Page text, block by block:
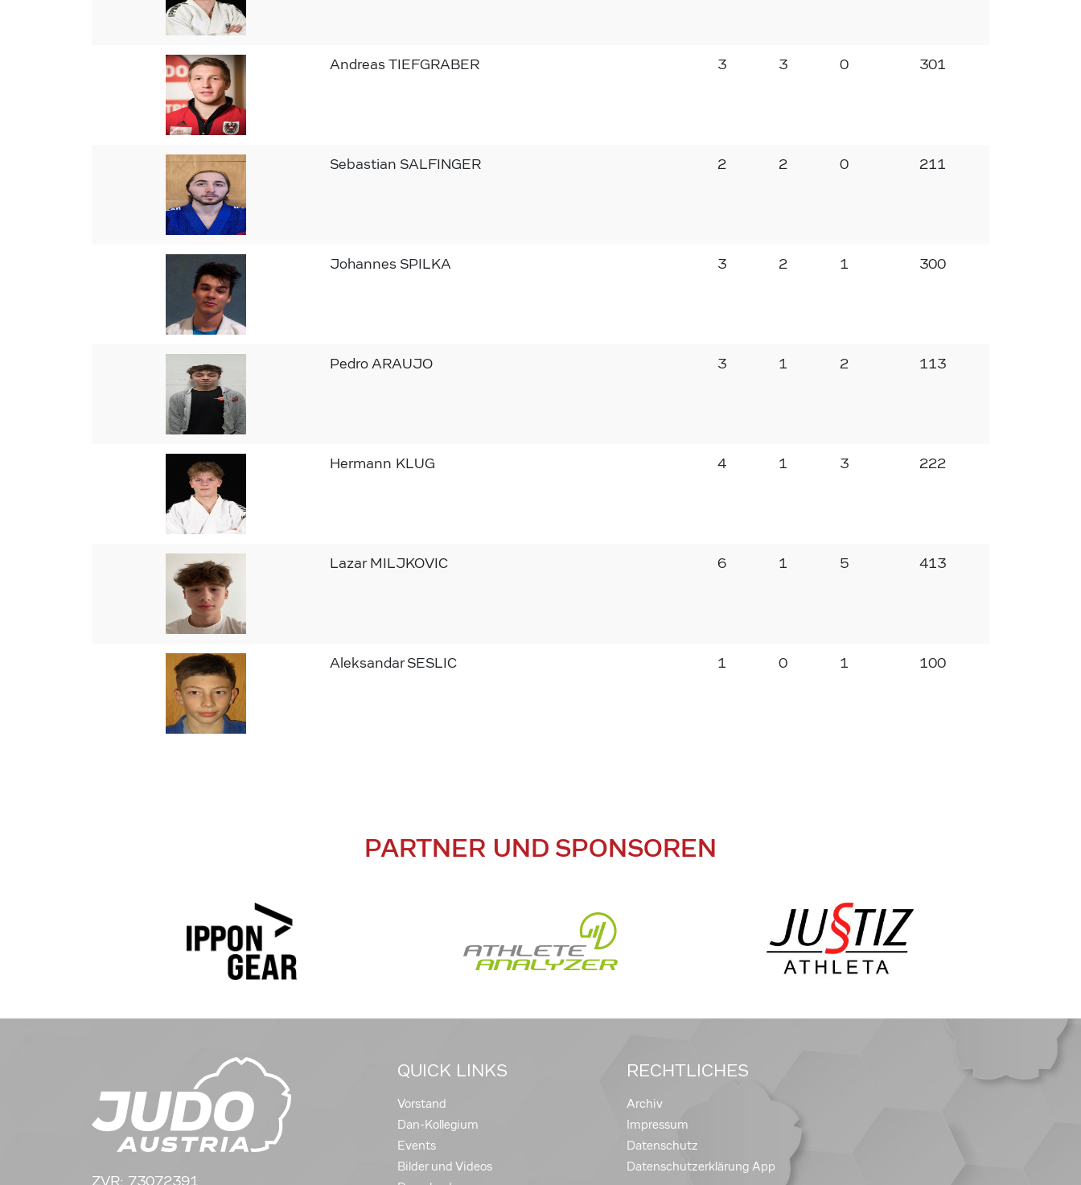
Andreas TIEFGRABER 3 3 0 301
Sebastian SALFINGER 2 2 0 211
Johannes SPILKA 3 2 1 300
Pedro ARAUJO 3 1 2 113
Hermann KLUG 4 1 3 222
Lazar MILJKOVIC 6 1 5 413
Aleksandar SESLIC 1 0 1 100
PARTNER UND SPONSOREN
ZVR: 73072391
QUICK LINKS
Vorstand
Dan-Kollegium
Events
Bilder und Videos
RECHTLICHES
Archiv
Impressum
Datenschutz
Datenschutzerklärung App